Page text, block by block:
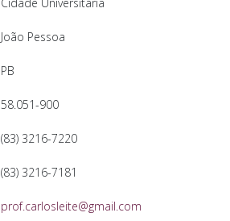
João Pessoa
PB
58.051-900
(83) 3216-7220
(83) 3216-7181
prof.carlosleite@gmail.com